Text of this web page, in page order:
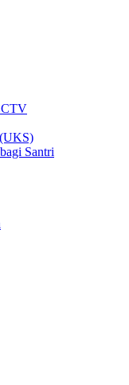
Santri